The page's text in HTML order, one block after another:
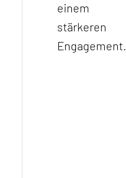
einem
stärkeren
Engagement.